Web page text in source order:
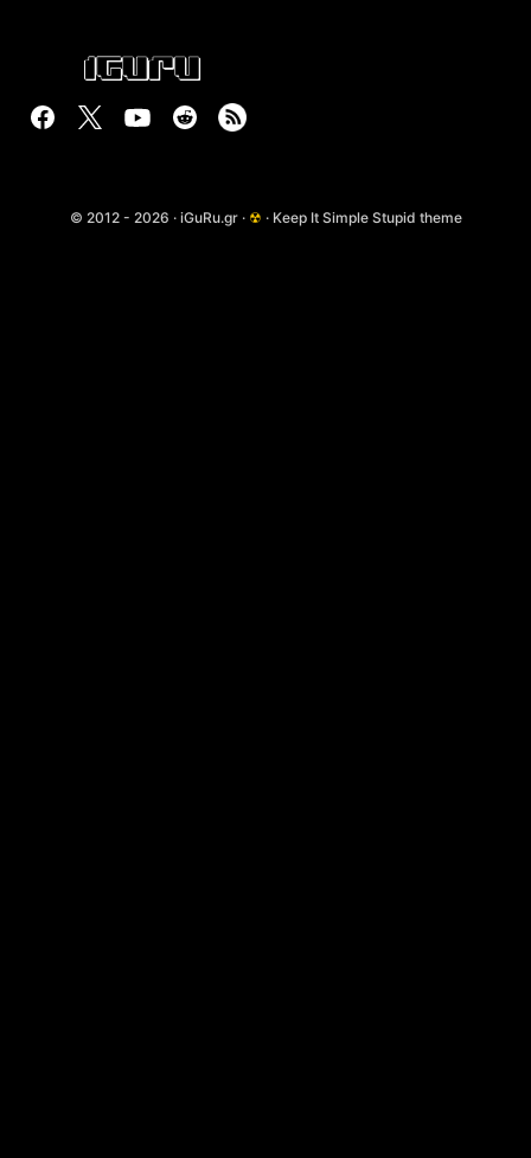
© 2012 - 2026 · iGuRu.gr · ☢ · Keep It Simple Stupid theme